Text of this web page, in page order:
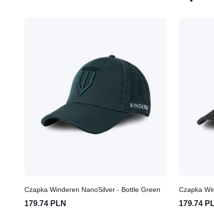
Czapka Winderen NanoSilver - Bottle Green
179.74 PLN
Czapka
179.74